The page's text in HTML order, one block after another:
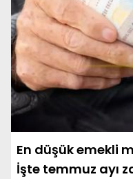
En düşük emekli
İşte temmuz ayı